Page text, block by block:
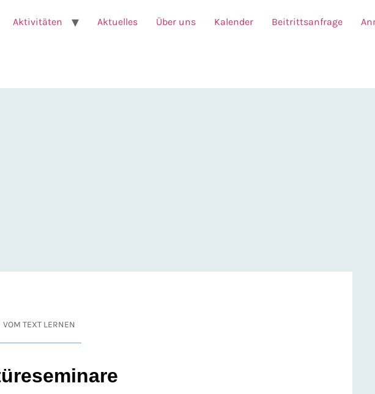
Aktivitäten Aktuelles Über uns Kalender Beitrittsanfrage
VOM TEXT LERNEN